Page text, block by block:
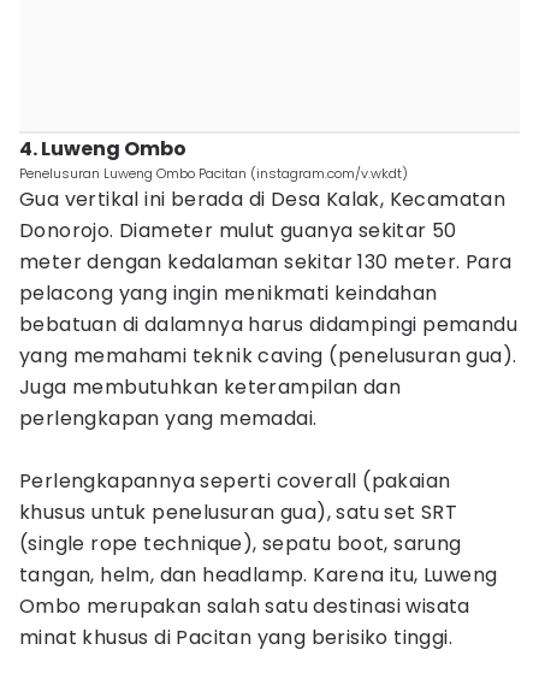
4. Luweng Ombo
Penelusuran Luweng Ombo Pacitan (instagram.com/v.wkdt)
Gua vertikal ini berada di Desa Kalak, Kecamatan
Donorojo. Diameter mulut guanya sekitar 50
meter dengan kedalaman sekitar 130 meter. Para
pelacong yang ingin menikmati keindahan
bebatuan di dalamnya harus didampingi pemandu
yang memahami teknik caving (penelusuran gua).
Juga membutuhkan keterampilan dan
perlengkapan yang memadai.
Perlengkapannya seperti coverall (pakaian
khusus untuk penelusuran gua), satu set SRT
(single rope technique), sepatu boot, sarung
tangan, helm, dan headlamp. Karena itu, Luweng
Ombo merupakan salah satu destinasi wisata
minat khusus di Pacitan yang berisiko tinggi.